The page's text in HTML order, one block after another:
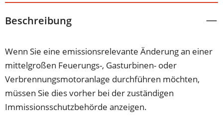
Beschreibung
Wenn Sie eine emissionsrelevante Änderung an einer
mittelgroßen Feuerungs-, Gasturbinen- oder
Verbrennungsmotoranlage durchführen möchten,
müssen Sie dies vorher bei der zuständigen
Immissionsschutzbehörde anzeigen.